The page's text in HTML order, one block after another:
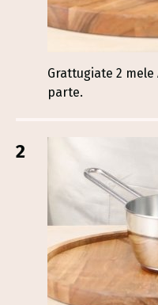
Grattugiate 2
parte.
2